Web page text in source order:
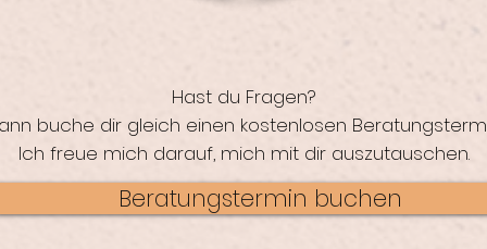
Hast du Fragen?
buche dir gleich einen kostenlosen
Ich freue mich darauf, mich mit dir auszutauschen.
Beratungstermin buchen